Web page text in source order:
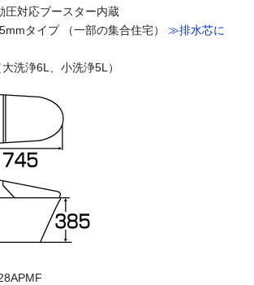
圧対応ブースター内蔵
タイプ （一部の集合住宅） ≫排水芯に
洗浄6L、小洗浄5L）